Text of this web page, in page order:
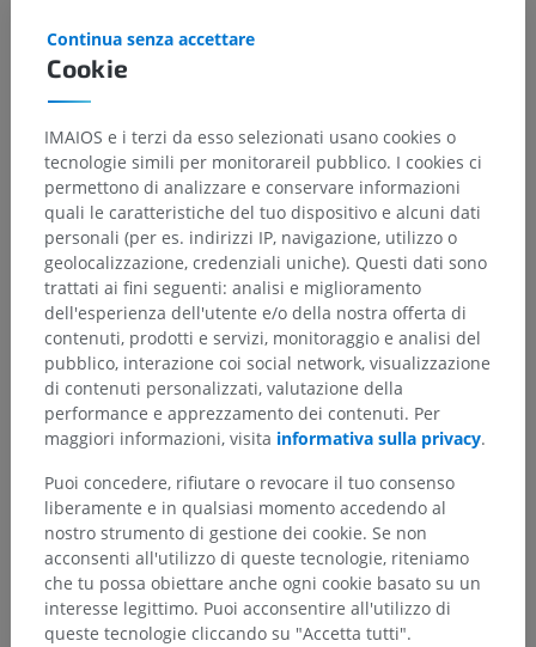
Cookie
Continua senza accettare
IMAIOS e i terzi da esso selezionati usano cookies o
tecnologie simili per monitorareil pubblico. I cookies ci
permettono di analizzare e conservare informazioni
quali le caratteristiche del tuo dispositivo e alcuni dati
personali (per es. indirizzi IP, navigazione, utilizzo o
geolocalizzazione, credenziali uniche). Questi dati sono
trattati ai fini seguenti: analisi e miglioramento
dell'esperienza dell'utente e/o della nostra offerta di
contenuti, prodotti e servizi, monitoraggio e analisi del
pubblico, interazione coi social network, visualizzazione
di contenuti personalizzati, valutazione della
performance e apprezzamento dei contenuti. Per
maggiori informazioni, visita informativa sulla privacy.
Puoi concedere, rifiutare o revocare il tuo consenso
liberamente e in qualsiasi momento accedendo al
nostro strumento di gestione dei cookie. Se non
acconsenti all'utilizzo di queste tecnologie, riteniamo
che tu possa obiettare anche ogni cookie basato su un
interesse legittimo. Puoi acconsentire all'utilizzo di
queste tecnologie cliccando su "Accetta tutti".